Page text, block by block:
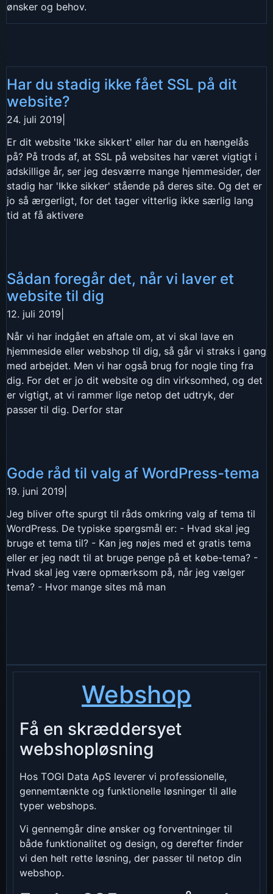
ønsker og behov.
Har du stadig ikke fået SSL på dit
website?
24. juli 2019
Er dit website 'Ikke sikkert' eller har du en hængelås
på? På trods af, at SSL på websites har været vigtigt i
adskillige år, ser jeg desværre mange hjemmesider, der
stadig har 'Ikke sikker' stående på deres site. Og det er
jo så ærgerligt, for det tager vitterlig ikke særlig lang
tid at få aktivere
Sådan foregår det, når vi laver et
website til dig
12. juli 2019
Når vi har indgået en aftale om, at vi skal lave en
hjemmeside eller webshop til dig, så går vi straks i gang
med arbejdet. Men vi har også brug for nogle ting fra
dig. For det er jo dit website og din virksomhed, og det
er vigtigt, at vi rammer lige netop det udtryk, der
passer til dig. Derfor star
Gode råd til valg af WordPress-tema
19. juni 2019
Jeg bliver ofte spurgt til råds omkring valg af tema til
WordPress. De typiske spørgsmål er: - Hvad skal jeg
bruge et tema til? - Kan jeg nøjes med et gratis tema
eller er jeg nødt til at bruge penge på et købe-tema? -
Hvad skal jeg være opmærksom på, når jeg vælger
tema? - Hvor mange sites må man
Webshop
Få en skræddersyet
webshopløsning
Hos TOGI Data ApS leverer vi professionelle,
gennemtænkte og funktionelle løsninger til alle
typer webshops.
Vi gennemgår dine ønsker og forventninger til
både funktionalitet og design, og derefter finder
vi den helt rette løsning, der passer til netop din
webshop.